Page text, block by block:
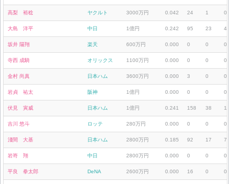
高梨 裕稔 ヤクルト 3000万円 0.042 24 1 0
大島 洋平 中日 1億円 0.242 95 23 4
坂井 陽翔 楽天 600万円 0.000 0 0 0
寺西 成騎 オリックス 1100万円 0.000 0 0 0
金村 尚真 日本ハム 3600万円 0.000 3 0 0
岩貞 祐太 阪神 1億円 0.000 0 0 0
伏見 寅威 日本ハム 1億円 0.241 158 38 11
吉川 悠斗 ロッテ 280万円 0.000 0 0 0
淺間 大基 日本ハム 2800万円 0.185 92 17 7
岩嵜 翔 中日 2800万円 0.000 0 0 0
平良 拳太郎 DeNA 2600万円 0.000 16 0 0